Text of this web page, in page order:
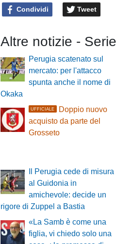
Condividi Tweet
Altre notizie -
Perugia scatenato sul
mercato: per l'attacco
spunta anche il nome di
Okaka
UFFICIALE
Doppio nuovo
acquisto da parte del
Grosseto
Il Perugia cede di misura
al Guidonia in
amichevole: decide un
rigore di Zuppel a Bastia
«La Samb è come una
figlia, vi chiedo solo una